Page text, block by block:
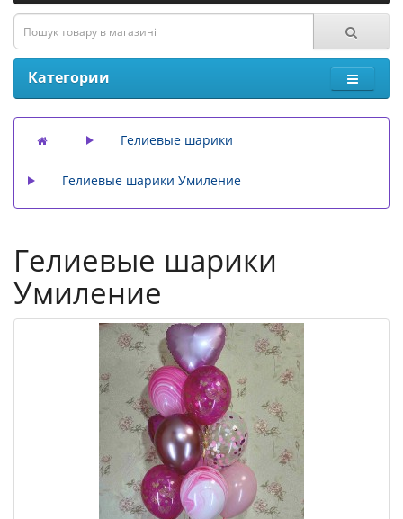
Категории
Гелиевые шарики
Гелиевые шарики Умиление
Гелиевые шарики
Умиление